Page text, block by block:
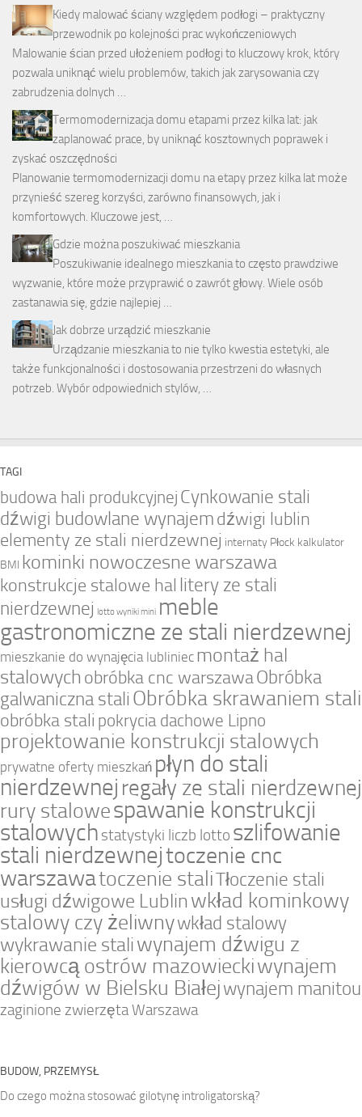
Kiedy malować ściany względem podłogi – praktyczny
przewodnik po kolejności prac wykończeniowych
Malowanie ścian przed ułożeniem podłogi to kluczowy krok, który
pozwala uniknąć wielu problemów, takich jak zarysowania czy
zabrudzenia dolnych …
Termomodernizacja domu etapami przez kilka lat: jak
zaplanować prace, by uniknąć kosztownych poprawek i
zyskać oszczędności
Planowanie termomodernizacji domu na etapy przez kilka lat może
przynieść szereg korzyści, zarówno finansowych, jak i
komfortowych. Kluczowe jest, …
Gdzie można poszukiwać mieszkania
Poszukiwanie idealnego mieszkania to często prawdziwe
wyzwanie, które może przyprawić o zawrót głowy. Wiele osób
zastanawia się, gdzie najlepiej …
Jak dobrze urządzić mieszkanie
Urządzanie mieszkania to nie tylko kwestia estetyki, ale
także funkcjonalności i dostosowania przestrzeni do własnych
potrzeb. Wybór odpowiednich stylów, …
TAGI
budowa hali produkcyjnej Cynkowanie stali
dźwigi budowlane wynajemdźwigi lublin
elementy ze stali nierdzewnej internaty Płock kalkulator
BMI kominki nowoczesne warszawa
konstrukcje stalowe hal litery ze stali
nierdzewnej lotto wyniki mini meble
gastronomiczne ze stali nierdzewnej
mieszkanie do wynajęcia lubliniec montaż hal
stalowych obróbka cnc warszawaObróbka
galwaniczna stali Obróbka skrawaniem stali
obróbka stali pokrycia dachowe Lipno
projektowanie konstrukcji stalowych
prywatne oferty mieszkań płyn do stali
nierdzewnej regały ze stali nierdzewnej
rury stalowespawanie konstrukcji
stalowych statystyki liczb lotto szlifowanie
stali nierdzewnejtoczenie cnc
warszawatoczenie staliTłoczenie stali
usługi dźwigowe Lublin wkład kominkowy
stalowy czy żeliwnywkład stalowy
wykrawanie staliwynajem dźwigu z
kierowcą ostrów mazowieckiwynajem
dźwigów w Bielsku Białejwynajem manitou
zaginione zwierzęta Warszawa
BUDOW, PRZEMYSŁ
Do czego można stosować gilotynę introligatorską?